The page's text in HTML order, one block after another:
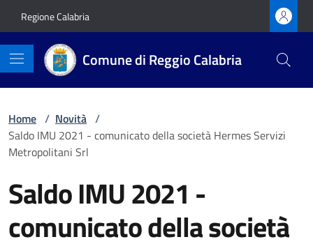
Regione Calabria
Comune di Reggio Calabria
Home / Novità /
Saldo IMU 2021 - comunicato della società Hermes Servizi
Metropolitani Srl
Saldo IMU 2021 -
comunicato della società